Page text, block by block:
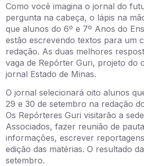
Como você imagina o jornal do
pergunta na cabeça, o lápis na
que alunos do 6º e 7º Anos do
estão escrevendo textos para um
redação. As duas melhores
vaga de Repórter Guri, projeto do
jornal Estado de Minas.
O jornal selecionará oito alunos
29 e 30 de setembro na redação
Os Repórteres Guri visitarão a
Associados, fazer reunião de
informações, escrever
edição das matérias. O resultado
setembro.